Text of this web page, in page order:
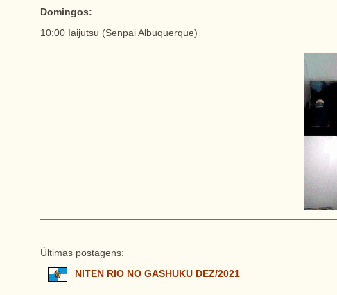
Domingos:
10:00 Iaijutsu (Senpai Albuquerque)
Últimas postagens:
NITEN RIO NO GASHUKU DEZ/2021